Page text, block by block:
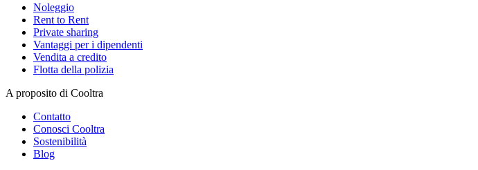
Noleggio
Rent to Rent
Private sharing
Vantaggi per i dipendenti
Vendita a credito
Flotta della polizia
A proposito di Cooltra
Contatto
Conosci Cooltra
Sostenibilità
Blog